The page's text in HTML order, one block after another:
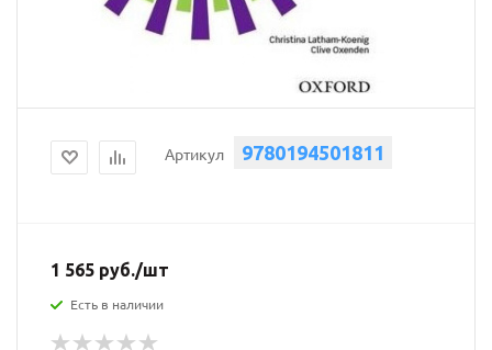
Артикул 9780194501811
1 565 руб./шт
Есть в наличии